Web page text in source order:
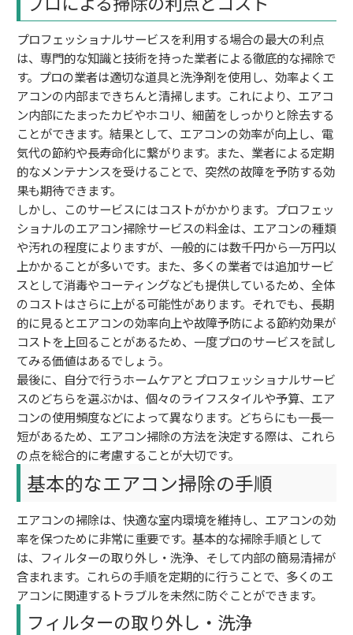
プロフェッショナルサービスを利用する場合の最大の利点
は、専門的な知識と技術を持った業者による徹底的な掃除で
す。プロの業者は適切な道具と洗浄剤を使用し、効率よくエ
アコンの内部まできちんと清掃します。これにより、エアコ
ン内部にたまったカビやホコリ、細菌をしっかりと除去する
ことができます。結果として、エアコンの効率が向上し、電
気代の節約や長寿命化に繋がります。また、業者による定期
的なメンテナンスを受けることで、突然の故障を予防する効
果も期待できます。
しかし、このサービスにはコストがかかります。プロフェッ
ショナルのエアコン掃除サービスの料金は、エアコンの種類
や汚れの程度によりますが、一般的には数千円から一万円以
上かかることが多いです。また、多くの業者では追加サービ
スとして消毒やコーティングなども提供しているため、全体
のコストはさらに上がる可能性があります。それでも、長期
的に見るとエアコンの効率向上や故障予防による節約効果が
コストを上回ることがあるため、一度プロのサービスを試し
てみる価値はあるでしょう。
最後に、自分で行うホームケアとプロフェッショナルサービ
スのどちらを選ぶかは、個々のライフスタイルや予算、エア
コンの使用頻度などによって異なります。どちらにも一長一
短があるため、エアコン掃除の方法を決定する際は、これら
の点を総合的に考慮することが大切です。
基本的なエアコン掃除の手順
エアコンの掃除は、快適な室内環境を維持し、エアコンの効
率を保つために非常に重要です。基本的な掃除手順として
は、フィルターの取り外し・洗浄、そして内部の簡易清掃が
含まれます。これらの手順を定期的に行うことで、多くのエ
アコンに関連するトラブルを未然に防ぐことができます。
フィルターの取り外し・洗浄